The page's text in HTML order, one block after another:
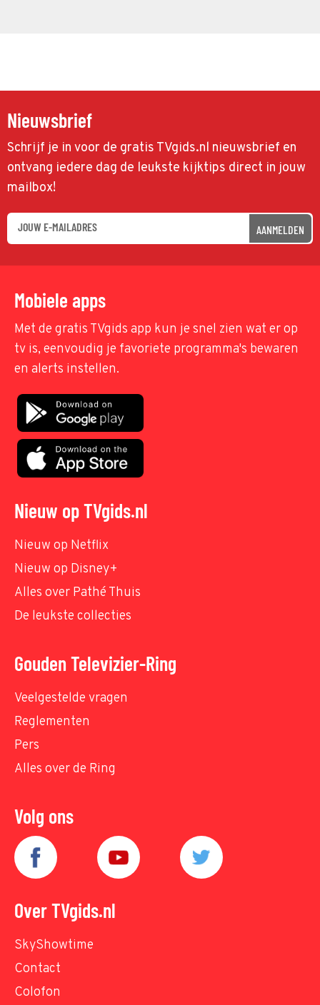
Nieuwsbrief
Schrijf je in voor de gratis TVgids.nl nieuwsbrief en
ontvang iedere dag de leukste kijktips direct in jouw
mailbox!
AANMELDEN
Mobiele apps
Met de gratis TVgids app kun je snel zien wat er op
tv is, eenvoudig je favoriete programma's bewaren
en alerts instellen.
Nieuw op TVgids.nl
Nieuw op Netflix
Nieuw op Disney+
Alles over Pathé Thuis
De leukste collecties
Gouden Televizier-Ring
Veelgestelde vragen
Reglementen
Pers
Alles over de Ring
Volg ons
Over TVgids.nl
SkyShowtime
Contact
Colofon